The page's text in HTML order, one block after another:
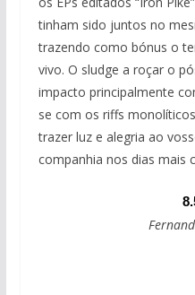
tinham sido juntos no
trazendo como bónus o
vivo. O sludge a roçar o
impacto principalmente
se com os riffs
trazer luz e alegria ao
companhia nos dias mais